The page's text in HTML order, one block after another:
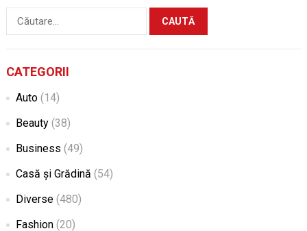
Caută
CATEGORII
Auto(14)
Beauty(38)
Business (49)
Casă și Grădină (54)
Diverse(480)
Fashion(20)